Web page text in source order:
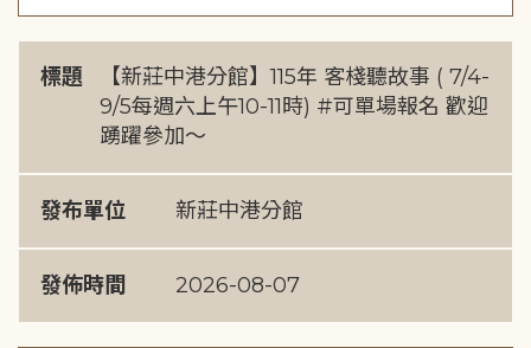
標題
【新莊中港分館】115年 客棧聽故事 ( 7/4-
9/5每週六上午10-11時) #可單場報名 歡迎
踴躍參加～
發布單位 新莊中港分館
發佈時間 2026-08-07